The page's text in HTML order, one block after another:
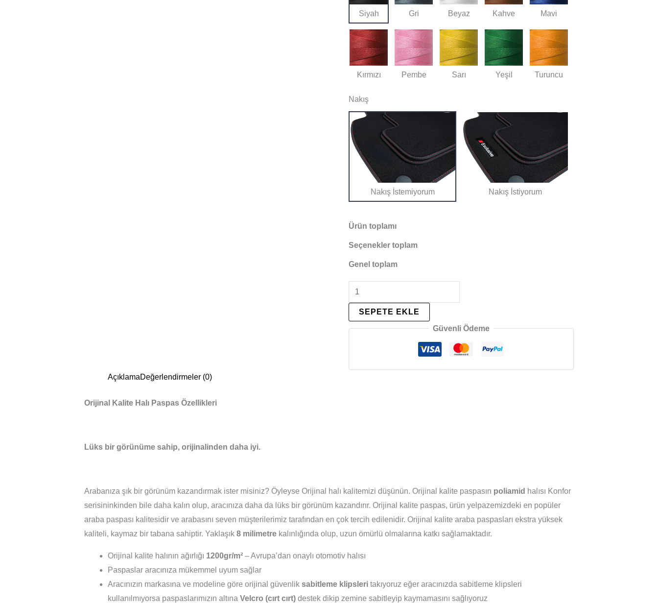
Siyah Gri Beyaz Kahve Mavi
Kırmızı Pembe Sarı Yeşil Turuncu
Nakış
Nakış İstemiyorum Nakış İstiyorum
Ürün toplamı
Seçenekler toplam
Genel toplam
SEPETE EKLE
Güvenli Ödeme
AçıklamaDeğerlendirmeler (0)
Orijinal Kalite Halı Paspas Özellikleri
Lüks bir görünüme sahip, orijinalinden daha iyi.
Arabanıza şık bir görünüm kazandırmak ister misiniz? Öyleyse Orijinal halı kalitemizi düşünün. Orijinal kalite paspasın poliamid halısı Konfor
serisininkinden bile daha kalın olup, aracınıza daha da lüks bir görünüm kazandırır. Orijinal kalite paspas, ürün yelpazemizdeki en popüler
araba paspası kalitesidir ve arabasını seven müşterilerimiz tarafından en çok tercih edilenidir. Orijinal kalite araba paspasları ekstra yüksek
kaliteli, kaymaz bir tabana sahiptir. Yaklaşık 8 milimetre kalınlığında olup, uzun ömürlü olmalarına katkı sağlamaktadır.
Orijinal kalite halının ağırlığı 1200gr/m² – Avrupa’dan onaylı otomotiv halısı
Paspaslar aracınıza mükemmel uyum sağlar
Aracınızın markasına ve modeline göre orijinal güvenlik sabitleme klipsleri takıyoruz eğer aracınızda sabitleme klipsleri
kullanılmıyorsa paspaslarımızın altına Velcro (cırt cırt) destek dikip zemine sabitleyip kaymamasını sağlıyoruz